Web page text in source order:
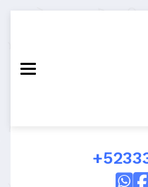
Toggle navigation